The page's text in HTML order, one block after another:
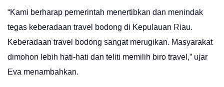
“Kami berharap pemerintah menertibkan dan menindak
tegas keberadaan travel bodong di Kepulauan Riau.
Keberadaan travel bodong sangat merugikan. Masyarakat
dimohon lebih hati-hati dan teliti memilih biro travel,” ujar
Eva menambahkan.